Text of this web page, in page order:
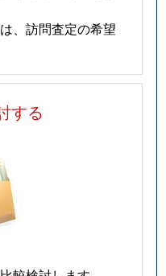
、訪問査定の希望
する